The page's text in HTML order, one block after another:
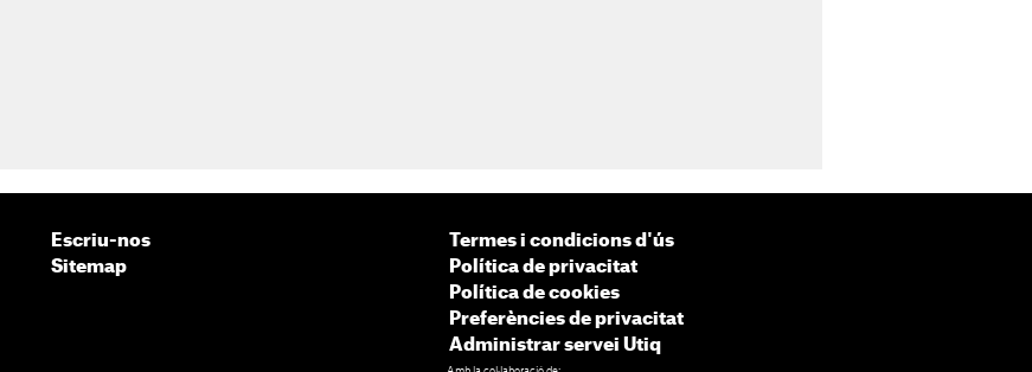
Escriu-nos
Sitemap
Termes i condicions d'ús
Política de privacitat
Política de cookies
Preferències de privacitat
Administrar servei Utiq